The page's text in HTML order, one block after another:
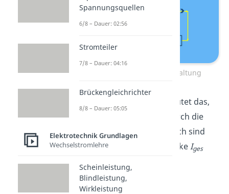
Stromstärke – Reihenschaltung
Für die Stromstärke bedeutet das,
dass die Stromstärken durch die
Widerstände (
1
) gleich sind
und der GesamtstromstärkeIges
Iges
Spannungsquellen
6/8 – Dauer: 02:56
Stromteiler
7/8 – Dauer: 04:16
Brückengleichrichter
8/8 – Dauer: 05:05
Elektrotechnik Grundlagen
Wechselstromlehre
Scheinleistung,
Blindleistung,
Wirkleistung